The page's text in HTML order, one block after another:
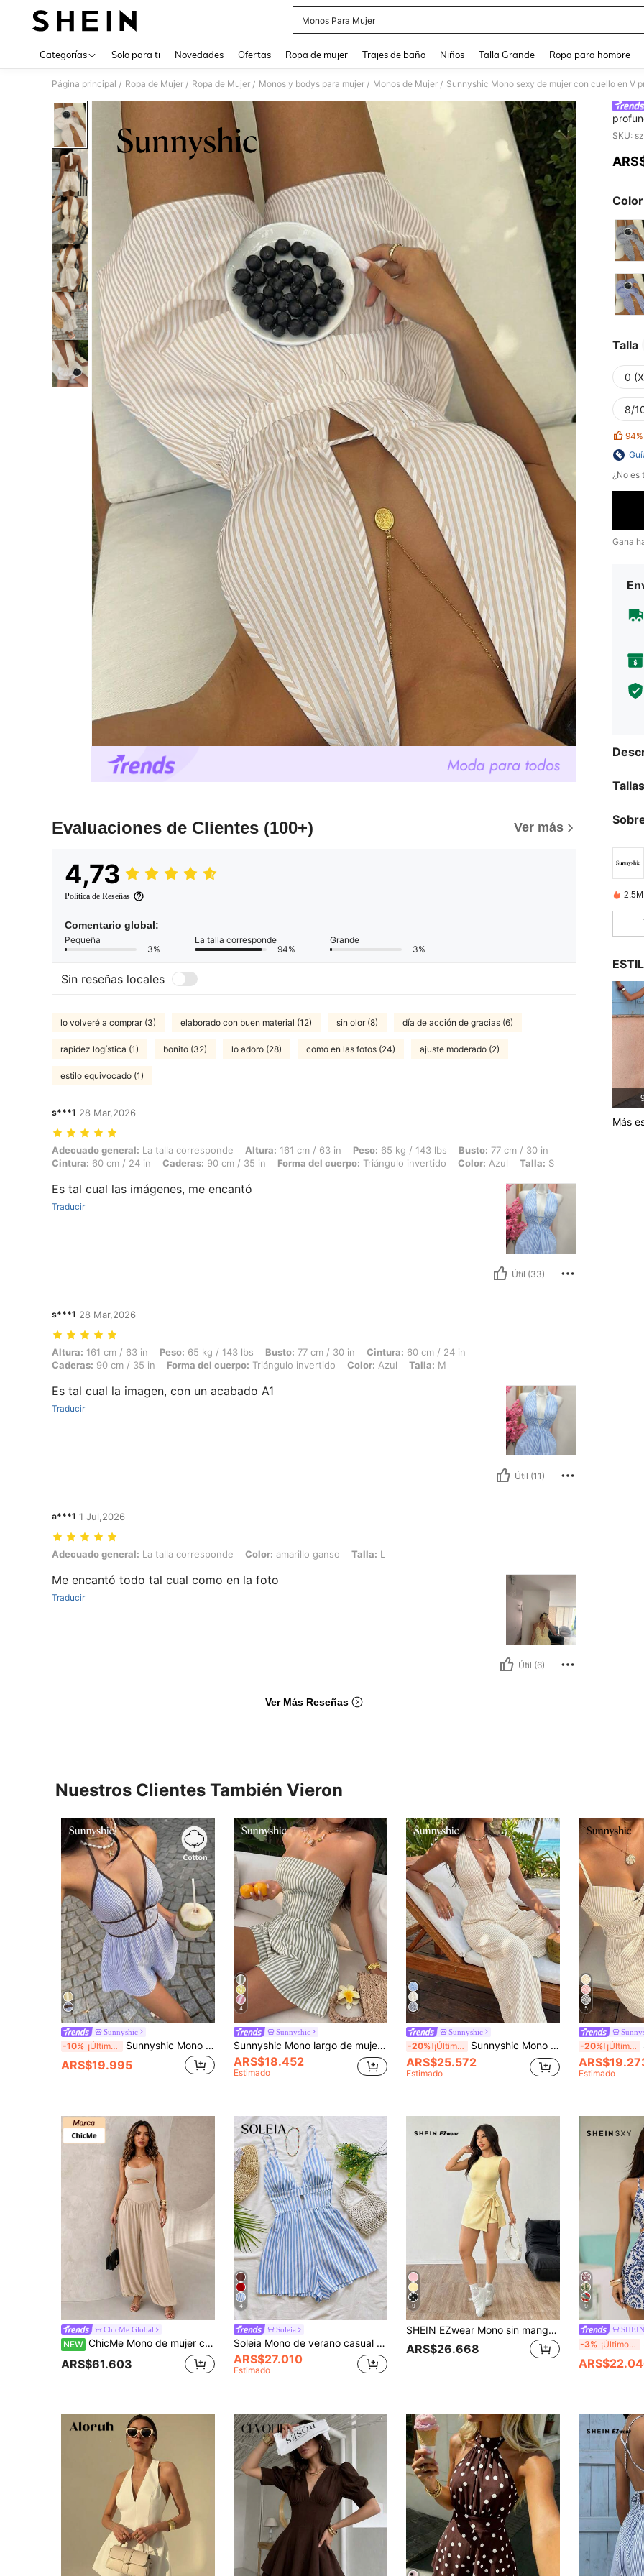
Monos Para Mujer
Categorías Solo para ti Novedades Ofertas Ropa de mujer Trajes de baño Niños Talla Grande Ropa para hombre
Página principal / Ropa de Mujer / Ropa de Mujer / Monos y bodys para mujer / Monos de Mujer /
Evaluaciones de Clientes (100+) Ver más
4,73
Política de Reseñas
Comentario global:
Pequeña
3%
La talla corresponde
94%
Grande
3%
Sin reseñas locales
lo volveré a comprar (3) elaborado con buen material (12) sin olor (8) día de acción de gracias (6)
rapidez logística (1) bonito (32) lo adoro (28) como en las fotos (24) ajuste moderado (2)
estilo equivocado (1)
s***1 28 Mar,2026
Adecuado general: La talla corresponde, Altura: 161 cm / 63 in, Peso: 65 kg / 143 lbs, Busto: 77 cm / 30 in, Cintura: 60 cm / 24 in, Caderas: 90 cm /
Adecuado general: La talla corresponde Altura: 161 cm / 63 in Peso: 65 kg / 143 lbs Busto: 77 cm / 30 in
Cintura: 60 cm / 24 in Caderas: 90 cm / 35 in Forma del cuerpo: Triángulo invertido Color: Azul Talla: S
Es tal cual las imágenes, me encantó
Traducir
Útil (33)
s***1 28 Mar,2026
Altura: 161 cm / 63 in, Peso: 65 kg / 143 lbs, Busto: 77 cm / 30 in, Cintura: 60 cm / 24 in, Caderas: 90 cm / 35 in, Forma del cuerpo: Triángulo
Altura: 161 cm / 63 in Peso: 65 kg / 143 lbs Busto: 77 cm / 30 in Cintura: 60 cm / 24 in
Caderas: 90 cm / 35 in Forma del cuerpo: Triángulo invertido Color: Azul Talla: M
Es tal cual la imagen, con un acabado A1
Traducir
Útil (11)
a***1 1 Jul,2026
Adecuado general: La talla corresponde, Color: amarillo ganso, Talla: L
Adecuado general: La talla corresponde Color: amarillo ganso Talla: L
Me encantó todo tal cual como en la foto
Traducir
Útil (6)
Ver Más Reseñas
rayas
Talla
0
8/
94%
¿No es
Gana
Más
Nuestros Clientes También Vieron
Sunnyshic
-10% ¡Últimos 3 días Sunnyshic Mono de verano para mujer con rayas azules y decoración de patchwork, cuello halter con escote en V profundo y lazo en la espalda, shorts que definen la cintura, versátil para vacaciones, playa, casual, compras, citas, estilo retro minimalista y uso diario
ARS$19.995
4
Sunnyshic
Sunnyshic Mono largo de mujer para primavera/verano, casual, de moda para vacaciones, uso diario y calle, conjunto de verano, a rayas amarillas y blancas, con escote bandeau, cintura ceñida y pernera ancha
ARS$18.452
Estimado
Sunnyshic
-20% ¡Últimos 3 días Sunnyshic Mono de mujer a rayas con escote en V profundo, diseño de cuello halter con lazo, espalda descubierta, pierna recta holgada, cintura ceñida, estilo de playa para vacaciones de primavera y verano, moda sexy y elegante europea y americana
ARS$25.572
Estimado
5
-20% ¡Últimos 3 días
Estimado
ChicMe Global
NEW ChicMe Mono de mujer con cintura hueca y recorte, tirantes, espalda abierta, mangas farol con cordones, cintura alta plisada y tirantes, elegante atuendo de fiesta y cóctel
ARS$61.603
4
Soleia
Soleia Mono de verano casual de estilo vacacional con estampado de rayas de color contrastante para mujer
ARS$27.010
Estimado
9
SHEIN EZwear Mono sin mangas de unicolor y minimalista para mujer, apto para uso diario, color albaricoque
ARS$26.668
9
-3% ¡Últimos 3 días